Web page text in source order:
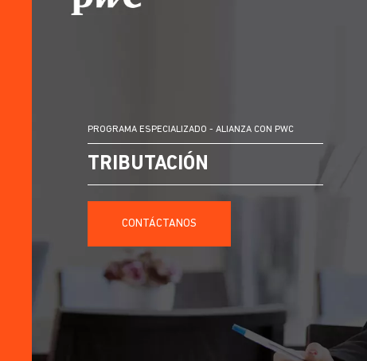
PROGRAMA ESPECIALIZADO - ALIANZA CON PWC
TRIBUTACIÓN
CONTÁCTANOS